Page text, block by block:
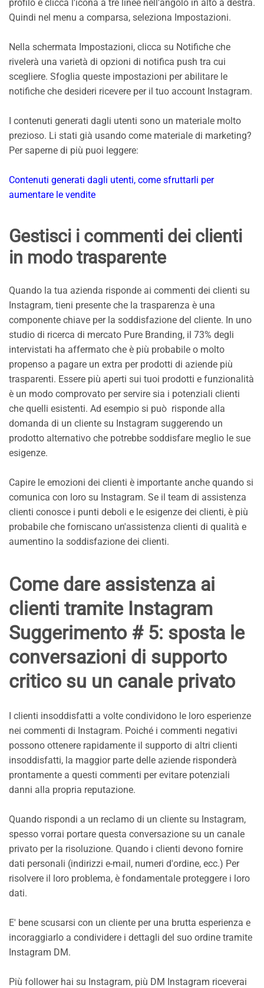
profilo e clicca l'icona a tre linee nell'angolo in alto a destra.
Quindi nel menu a comparsa, seleziona Impostazioni.
Nella schermata Impostazioni, clicca su Notifiche che
rivelerà una varietà di opzioni di notifica push tra cui
scegliere. Sfoglia queste impostazioni per abilitare le
notifiche che desideri ricevere per il tuo account Instagram.
I contenuti generati dagli utenti sono un materiale molto
prezioso. Li stati già usando come materiale di marketing?
Per saperne di più puoi leggere:
Contenuti generati dagli utenti, come sfruttarli per
aumentare le vendite
Gestisci i commenti dei clienti
in modo trasparente
Quando la tua azienda risponde ai commenti dei clienti su
Instagram, tieni presente che la trasparenza è una
componente chiave per la soddisfazione del cliente. In uno
studio di ricerca di mercato Pure Branding, il 73% degli
intervistati ha affermato che è più probabile o molto
propenso a pagare un extra per prodotti di aziende più
trasparenti. Essere più aperti sui tuoi prodotti e funzionalità
è un modo comprovato per servire sia i potenziali clienti
che quelli esistenti. Ad esempio si può risponde alla
domanda di un cliente su Instagram suggerendo un
prodotto alternativo che potrebbe soddisfare meglio le sue
esigenze.
Capire le emozioni dei clienti è importante anche quando si
comunica con loro su Instagram. Se il team di assistenza
clienti conosce i punti deboli e le esigenze dei clienti, è più
probabile che forniscano un'assistenza clienti di qualità e
aumentino la soddisfazione dei clienti.
Come dare assistenza ai
clienti tramite Instagram
Suggerimento # 5: sposta le
conversazioni di supporto
critico su un canale privato
I clienti insoddisfatti a volte condividono le loro esperienze
nei commenti di Instagram. Poiché i commenti negativi
possono ottenere rapidamente il supporto di altri clienti
insoddisfatti, la maggior parte delle aziende risponderà
prontamente a questi commenti per evitare potenziali
danni alla propria reputazione.
Quando rispondi a un reclamo di un cliente su Instagram,
spesso vorrai portare questa conversazione su un canale
privato per la risoluzione. Quando i clienti devono fornire
dati personali (indirizzi e-mail, numeri d'ordine, ecc.) Per
risolvere il loro problema, è fondamentale proteggere i loro
dati.
E' bene scusarsi con un cliente per una brutta esperienza e
incoraggiarlo a condividere i dettagli del suo ordine tramite
Instagram DM.
Più follower hai su Instagram, più DM Instagram riceverai